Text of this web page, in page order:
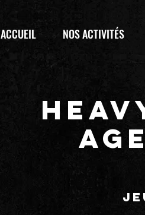
ACCUEIL NOS ACTIVITÉS